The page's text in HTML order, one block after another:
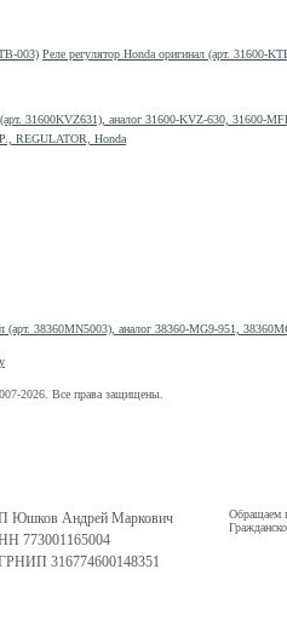
Реле регулятор Honda оригинал (арт. 31600-
REGULATOR, Honda
2026. Все права защищены.
Юшков Андрей Маркович
773001165004
316774600148351
Обращаем